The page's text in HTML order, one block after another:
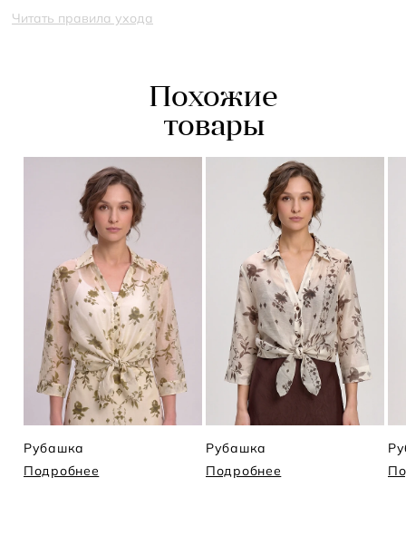
Читать правила ухода
Похожие
товары
Рубашка
Подробнее
Рубашка
Подробнее